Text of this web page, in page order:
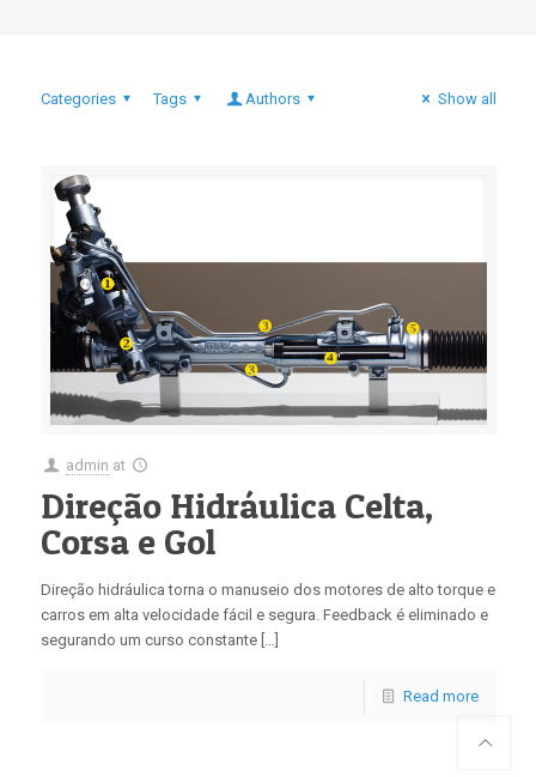
Categories Tags Authors Show all
admin at
Direção Hidráulica Celta,
Corsa e Gol
Direção hidráulica torna o manuseio dos motores de alto torque e
carros em alta velocidade fácil e segura. Feedback é eliminado e
segurando um curso constante […]
Read more